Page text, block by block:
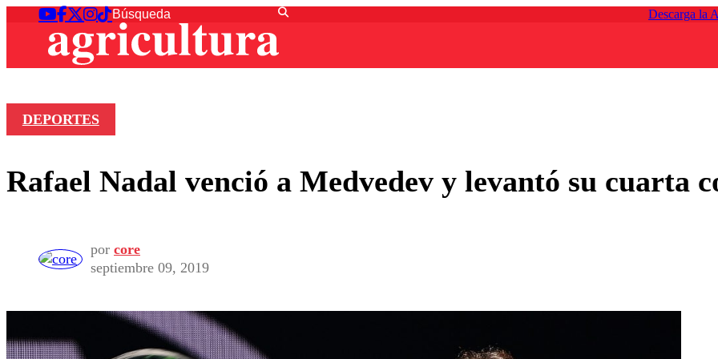
Descarga la
DEPORTES
Rafael Nadal venció a Medvedev y levantó su cuarta
por core
septiembre 09, 2019